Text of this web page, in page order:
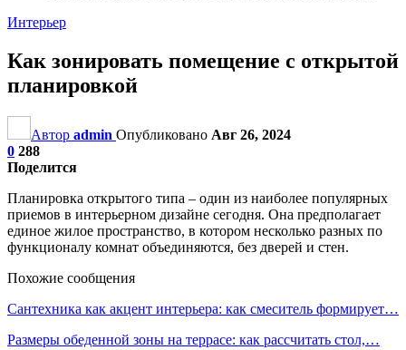
Интерьер
Как зонировать помещение с открытой
планировкой
Автор admin Опубликовано Авг 26, 2024
0 288
Поделится
Планировка открытого типа – один из наиболее популярных
приемов в интерьерном дизайне сегодня. Она предполагает
единое жилое пространство, в котором несколько разных по
функционалу комнат объединяются, без дверей и стен.
Похожие сообщения
Сантехника как акцент интерьера: как смеситель формирует…
Размеры обеденной зоны на террасе: как рассчитать стол,…